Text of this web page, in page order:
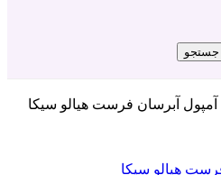
جستجو
آمپول آبرسان فرست هیالو سیکا